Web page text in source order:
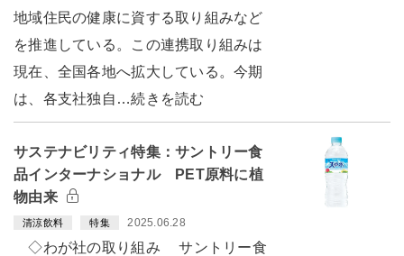
地域住民の健康に資する取り組みなど
を推進している。この連携取り組みは
現在、全国各地へ拡大している。今期
は、各支社独自…続きを読む
サステナビリティ特集：サントリー食
品インターナショナル PET原料に植
物由来
清涼飲料 特集 2025.06.28
◇わが社の取り組み サントリー食